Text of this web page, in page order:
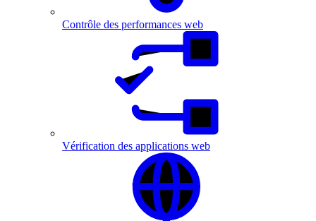
Contrôle des performances web
Vérification des applications web